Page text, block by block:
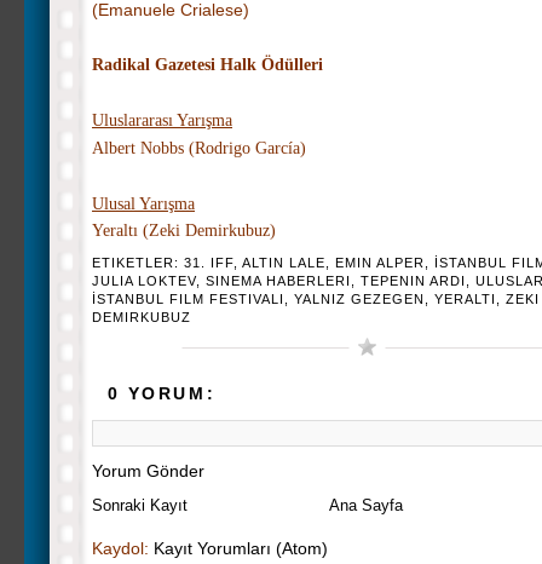
(Emanuele Crialese)
Radikal Gazetesi Halk Ödülleri
Uluslararası Yarışma
Albert Nobbs (Rodrigo García)
Ulusal Yarışma
Yeraltı (Zeki Demirkubuz)
ETIKETLER: 31. IFF, ALTIN LALE EMIN ALPER
İSTANBUL
JULIA LOKTEV, SINEMA HABERLERI TEPENIN ARDI
İSTANBUL FILM FESTIVALI
YALNIZ GEZEGEN YERALTI
ZEKI
DEMIRKUBUZ
0 YORUM:
Yorum Gönder
Sonraki Kayıt Ana Sayfa
Kaydol: Kayıt Yorumları (Atom)